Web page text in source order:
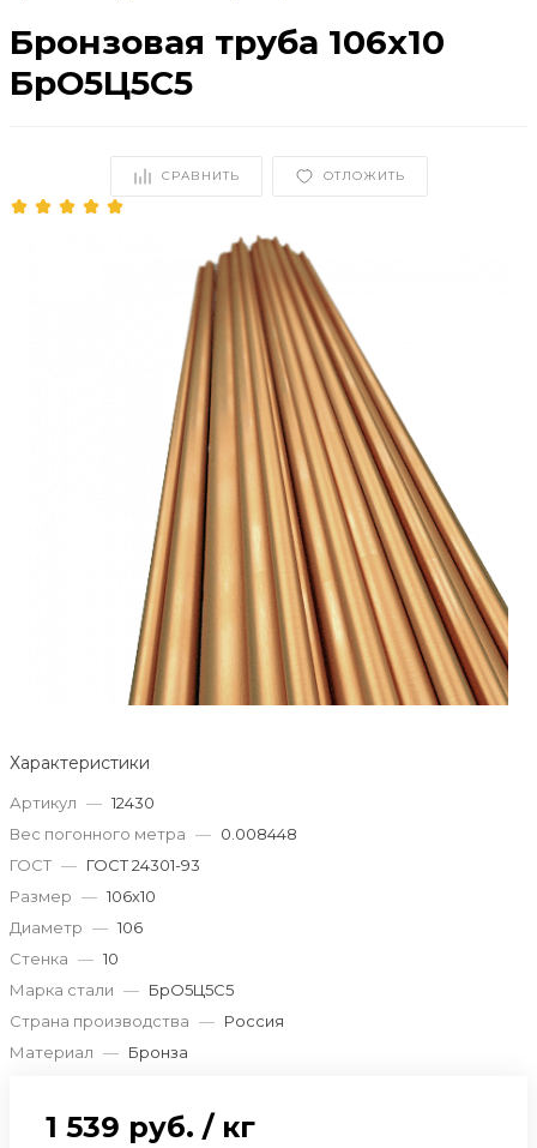
Бронзовая труба 106х10
БрО5Ц5С5
СРАВНИТЬ ОТЛОЖИТЬ
Характеристики
Артикул — 12430
Вес погонного метра — 0.008448
ГОСТ — ГОСТ 24301-93
Размер — 106х10
Диаметр — 106
Стенка — 10
Марка стали — БрО5Ц5С5
Страна производства — Россия
Материал — Бронза
1 539 руб. / кг